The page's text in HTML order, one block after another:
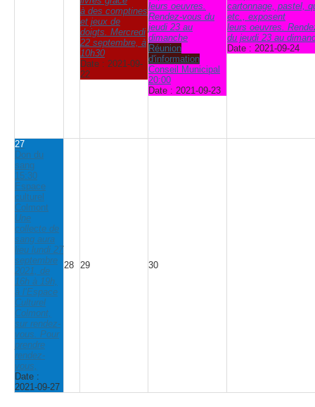
à des comptines
et jeux de
doigts. Mercredi
22 septembre, à
10h30
Date : 2021-09-
22
leurs oeuvres.
Rendez-vous du
jeudi 23 au
dimanche
Réunion
d'information
Conseil Municipal
20:00
Date : 2021-09-23
cartonnage, pastel,
etc., exposent
leurs oeuvres.
du jeudi 23 au
Date : 2021-09-24
27
Don du
sang
15:30
Espace
culturel
Colmont
Une
collecte de
sang aura
lieu lundi 27
septembre
2021, de
16h à 19h,
à l’Espace
Culturel
Colmont,
sur rendez-
vous. Pour
prendre
rendez-
vous,
Date :
2021-09-27
28 29 30